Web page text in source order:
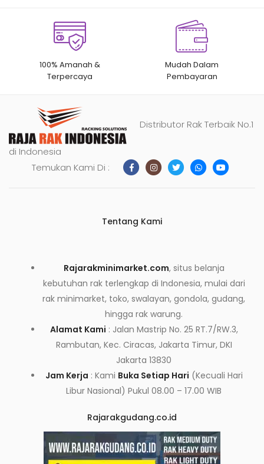
100% Amanah &
Terpercaya
Mudah Dalam
Pembayaran
Distributor Rak Terbaik No.1
di Indonesia
Temukan Kami Di :
Tentang Kami
Rajarakminimarket.com, situs belanja
kebutuhan rak terlengkap di Indonesia, mulai dari
rak minimarket, toko, swalayan, gondola, gudang,
hingga rak warung.
Alamat Kami : Jalan Mastrip No. 25 RT.7/RW.3,
Rambutan, Kec. Ciracas, Jakarta Timur, DKI
Jakarta 13830
Jam Kerja : Kami Buka Setiap Hari (Kecuali Hari
Libur Nasional) Pukul 08.00 – 17.00 WIB
Rajarakgudang.co.id